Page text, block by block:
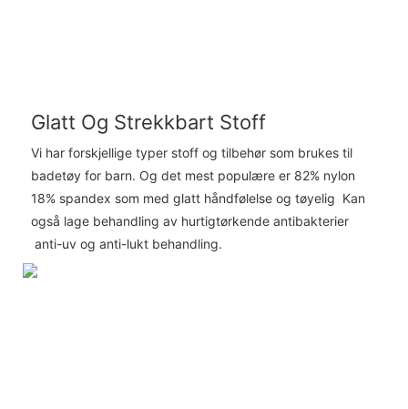
Glatt Og Strekkbart Stoff
Vi har forskjellige typer stoff og tilbehør som brukes til
badetøy for barn. Og det mest populære er 82% nylon
18% spandex som med glatt håndfølelse og tøyelig Kan
også lage behandling av hurtigtørkende antibakterier
anti-uv og anti-lukt behandling.